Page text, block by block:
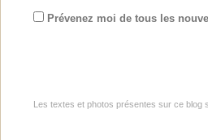
Prévenez moi de tous les
Les textes et photos présentes sur ce blog